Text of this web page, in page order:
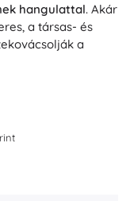
hangulattal. Akár
a társas- és
a
együttműködést?
és
cím
és
meg.